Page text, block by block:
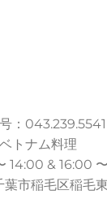
：043.239.5541
トナム料理
14:00 & 16:00
葉市稲毛区稲毛